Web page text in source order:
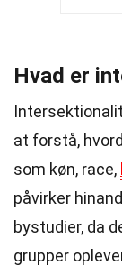
Hvad er
at forstå,
som køn, race,
påvirker
bystudier, da
grupper